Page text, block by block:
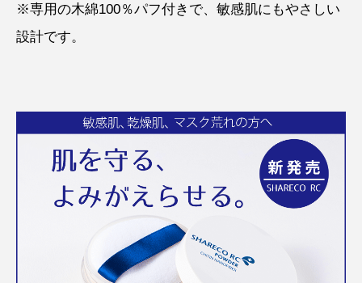
※専用の木綿100％パフ付きで、敏感肌にもやさしい
設計です。